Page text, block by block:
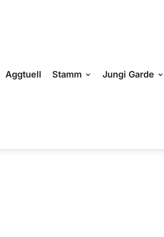
Aggtuell Stamm Jungi Garde